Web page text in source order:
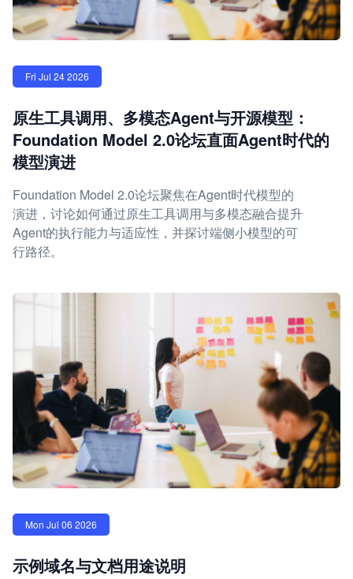
Fri Jul 24 2026
原生工具调用、多模态Agent与开源模型：
Foundation Model 2.0论坛直面Agent时代的
模型演进
Foundation Model 2.0论坛聚焦在Agent时代模型的
演进，讨论如何通过原生工具调用与多模态融合提升
Agent的执行能力与适应性，并探讨端侧小模型的可
行路径。
Mon Jul 06 2026
示例域名与文档用途说明